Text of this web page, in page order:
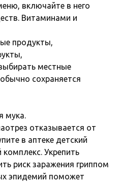
включайте в него
Витаминами и
продукты,
местные
сохраняется
мука.
отказывается от
в аптеке детский
Укрепить
риск заражения гриппом
эпидемий поможет